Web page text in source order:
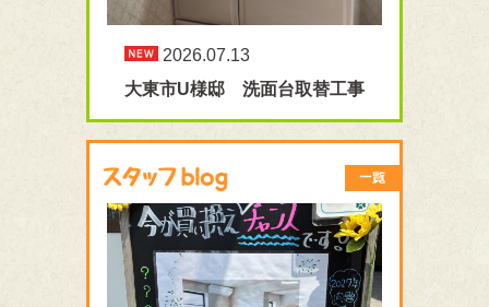
2026.07.13
大東市U様邸 洗面台取替工事